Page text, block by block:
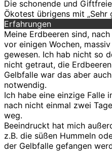
Die schonende und
Ökotest übrigens mit „Sehr
Erfahrungen
Meine Erdbeeren sind,
vor einigen Wochen,
gewesen. Ich hab nicht so
nicht getraut, die
Gelbfalle war das aber
notwendig.
Ich habe eine einzige Falle
nach nicht einmal zwei
weg.
Beeindruckt hat mich
z.B. die süßen Hummeln
der Gelbfalle gefangen